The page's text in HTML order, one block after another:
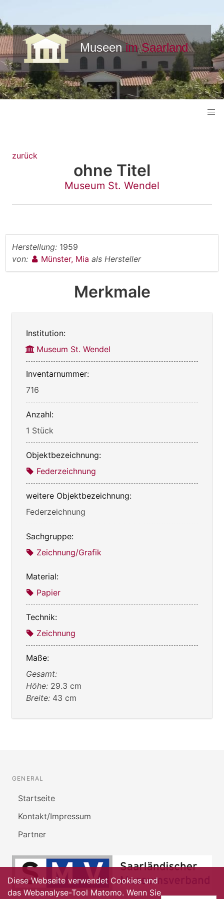
zurück
ohne Titel
Museum St. Wendel
Herstellung: 1959
von:
Münster, Mia als Hersteller
Merkmale
Institution:
Museum St. Wendel
Inventarnummer:
716
Anzahl:
1 Stück
Objektbezeichnung:
Federzeichnung
weitere Objektbezeichnung:
Federzeichnung
Sachgruppe:
Zeichnung/Grafik
Material:
Papier
Technik:
Zeichnung
Maße:
Gesamt:
Höhe: 29.3 cm
Breite: 43 cm
GENERAL
Startseite
Kontakt/Impressum
Partner
Diese Webseite verwendet Cookies und
das Webanalyse-Tool Matomo. Wenn Sie